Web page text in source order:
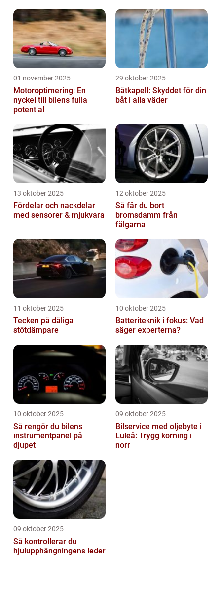
01 november 2025
Motoroptimering: En
nyckel till bilens fulla
potential
29 oktober 2025
Båtkapell: Skyddet för din
båt i alla väder
13 oktober 2025
Fördelar och nackdelar
med sensorer & mjukvara
12 oktober 2025
Så får du bort
bromsdamm från
fälgarna
11 oktober 2025
Tecken på dåliga
stötdämpare
10 oktober 2025
Batteriteknik i fokus: Vad
säger experterna?
10 oktober 2025
Så rengör du bilens
instrumentpanel på
djupet
09 oktober 2025
Bilservice med oljebyte i
Luleå: Trygg körning i
norr
09 oktober 2025
Så kontrollerar du
hjulupphängningens leder